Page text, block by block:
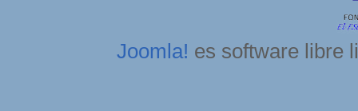
Joomla! es software libre